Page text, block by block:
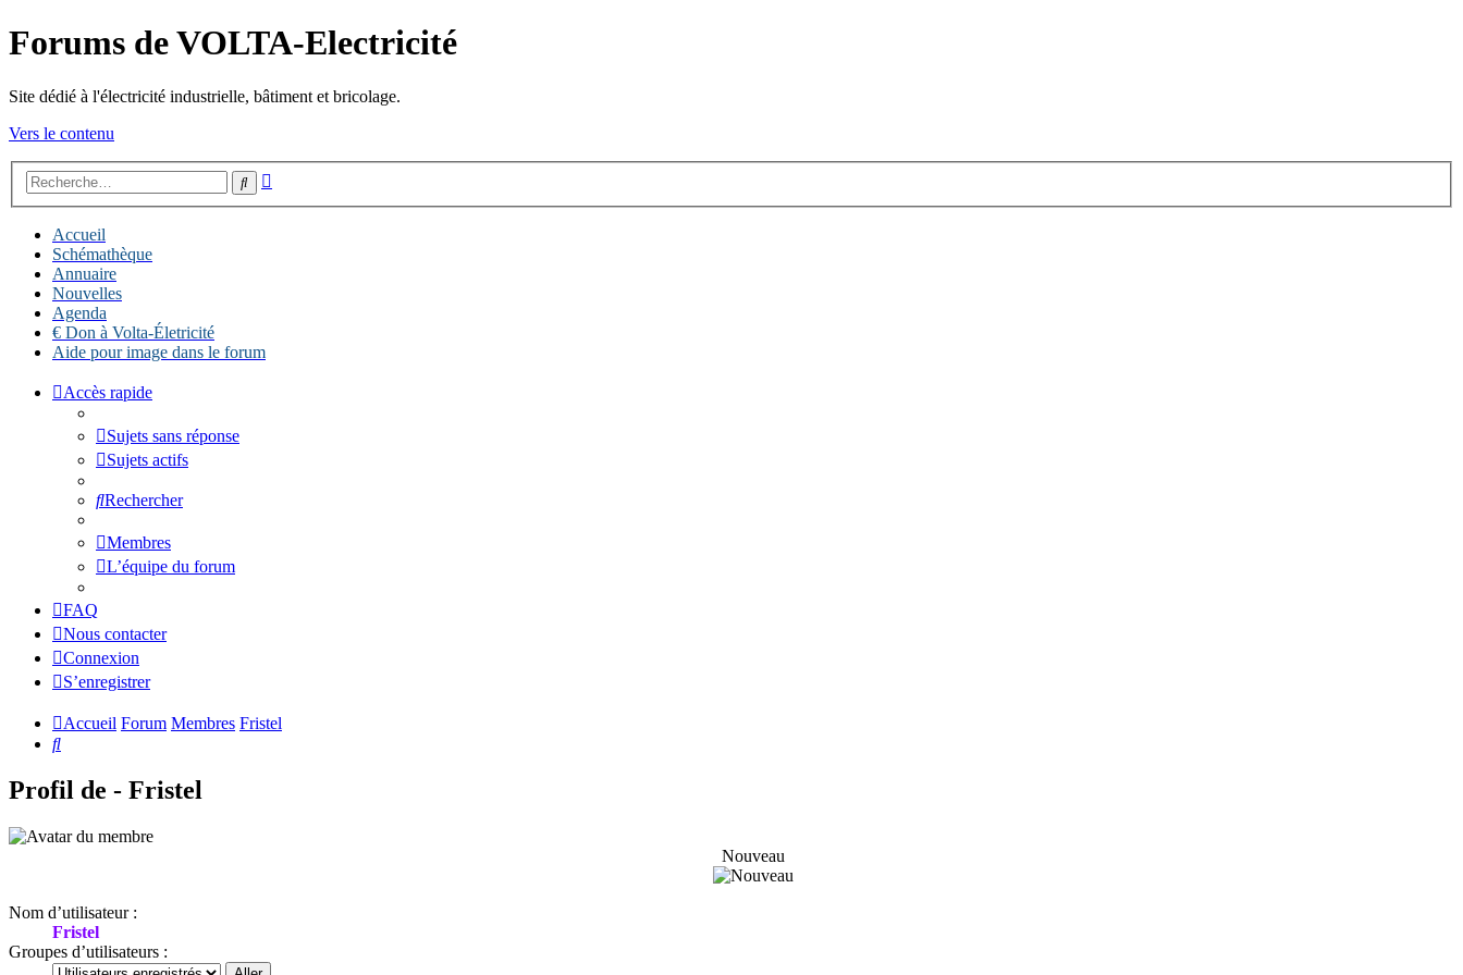
Forums de VOLTA-Electricité
Site dédié à l'électricité industrielle, bâtiment et bricolage.
Vers le contenu
Rechercher
Accueil
Schémathèque
Annuaire
Nouvelles
Agenda
€ Don à Volta-Életricité
Aide pour image dans le forum
Accès rapide
Sujets sans réponse
Sujets actifs
Rechercher
Membres
L’équipe du forum
FAQ
Nous contacter
Connexion
S’enregistrer
Accueil Forum Membres Fristel
Rechercher
Profil de - Fristel
Nouveau
Nom d’utilisateur :
Fristel
Groupes d’utilisateurs :